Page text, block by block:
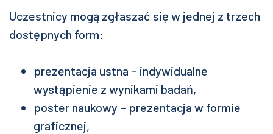
Uczestnicy mogą zgłaszać się w jednej z trzech
dostępnych form:
prezentacja ustna – indywidualne
wystąpienie z wynikami badań,
poster naukowy – prezentacja w formie
graficznej,